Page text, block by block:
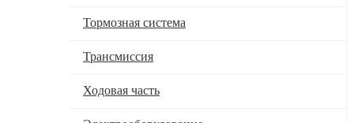
Тормозная система
Трансмиссия
Ходовая часть